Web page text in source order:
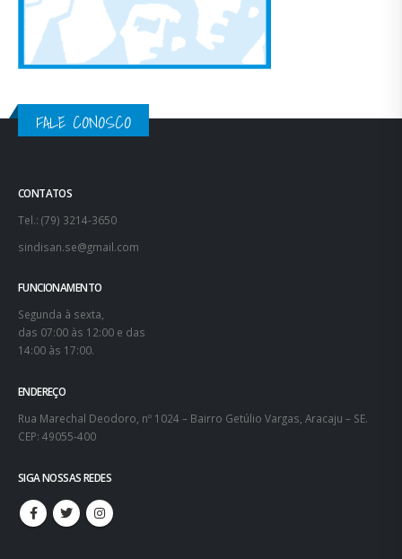
FALE CONOSCO
CONTATOS
Tel.: (79) 3214-3650
sindisan.se@gmail.com
FUNCIONAMENTO
Segunda à sexta,
das 07:00 às 12:00 e das
14:00 às 17:00.
ENDEREÇO
Rua Marechal Deodoro, nº 1024 – Bairro Getúlio Vargas, Aracaju – SE.
CEP: 49055-400
SIGA NOSSAS REDES